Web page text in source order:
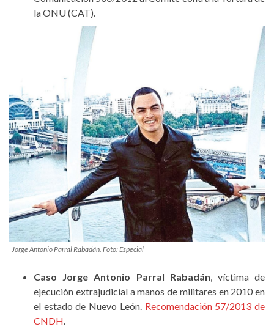
la ONU (CAT).
Jorge Antonio Parral Rabadán. Foto: Especial
Caso Jorge Antonio Parral Rabadán , víctima de
ejecución extrajudicial a manos de militares en 2010 en
el estado de Nuevo León. Recomendación 57/2013 de
CNDH